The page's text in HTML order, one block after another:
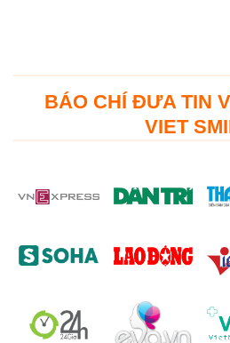
BÁO CHÍ ĐƯA TIN
VIET